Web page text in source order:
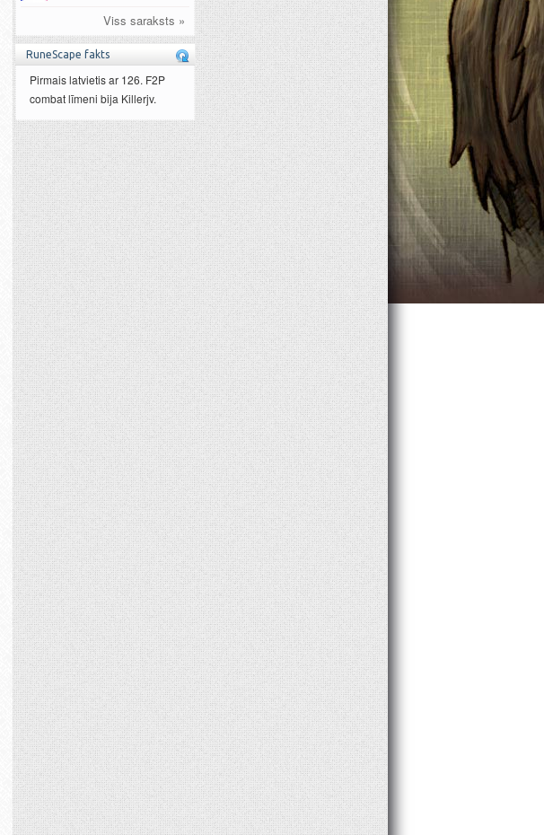
Viss saraksts »
RuneScape fakts
Pirmais latvietis ar 126. F2P
combat līmeni bija Killerjv.